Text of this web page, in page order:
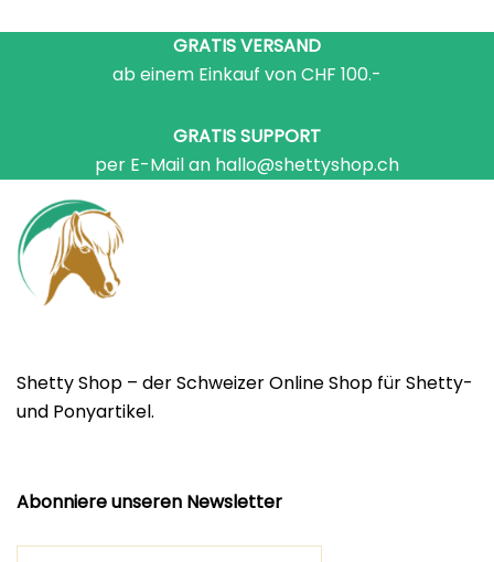
GRATIS VERSAND
ab einem Einkauf von CHF 100.-
GRATIS SUPPORT
per E-Mail an hallo@shettyshop.ch
Shetty Shop – der Schweizer Online Shop für Shetty-
und Ponyartikel.
Abonniere unseren Newsletter